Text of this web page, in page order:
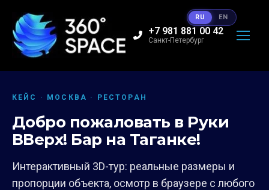
+7 981 881 00 42
Санкт-Петербург
КЕЙС · МОСКВА · РЕСТОРАН
Добро пожаловать в Руки
ВВерх! Бар на Таганке!
Интерактивный 3D-тур: реальные размеры и
пропорции объекта, осмотр в браузере с любого
RU EN